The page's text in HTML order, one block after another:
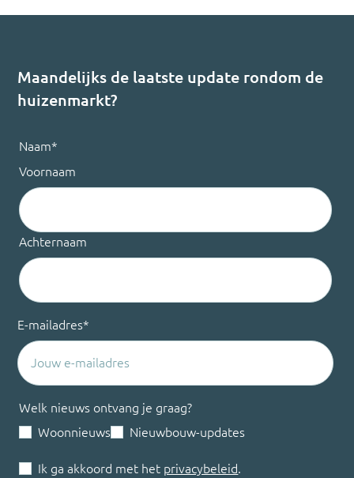
Maandelijks de laatste update rondom de
huizenmarkt?
Naam*
Voornaam
Achternaam
E-mailadres*
Welk nieuws ontvang je graag?
Woonnieuws
Nieuwbouw-updates
Ik ga akkoord met het privacybeleid.